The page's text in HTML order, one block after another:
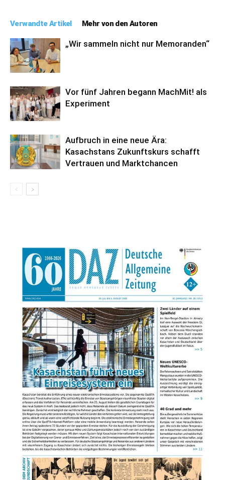
Verwandte Artikel Mehr von den Autoren
„Wir sammeln nicht nur Memoranden“
Vor fünf Jahren begann MachMit! als
Experiment
Aufbruch in eine neue Ära:
Kasachstans Zukunftskurs schafft
Vertrauen und Marktchancen